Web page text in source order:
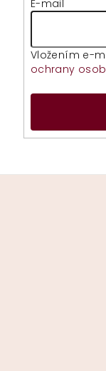
E-mail
Vložením e-
ochrany